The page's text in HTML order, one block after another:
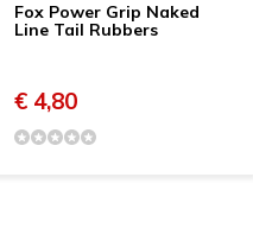
Fox Power Grip Naked
Line Tail Rubbers
€ 4,80